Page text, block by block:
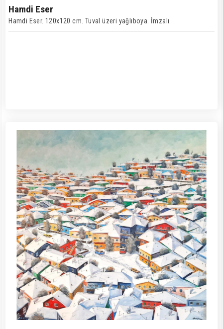
Hamdi Eser
Hamdi Eser. 120x120 cm. Tuval üzeri yağlıboya. İmzalı.